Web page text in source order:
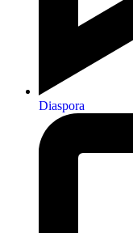
Diaspora